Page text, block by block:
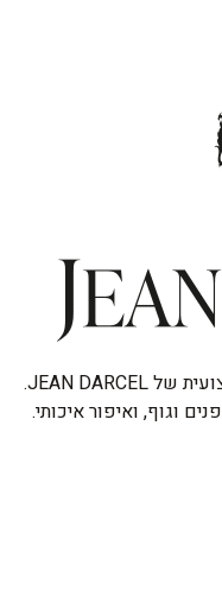
גלו את מוצרי הטיפוח והקוסמטיקה המקצועית של JEAN DARCEL.
וגוף, ואיפור איכותי.